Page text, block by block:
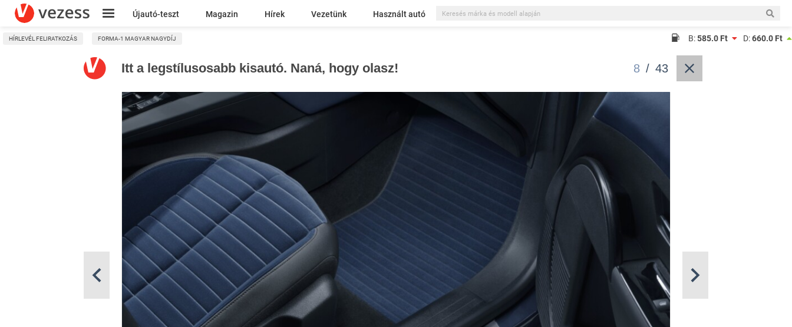
Újautó-teszt Magazin Hírek Vezetünk Használt autó
Kresz
HÍRLEVÉL FELIRATKOZÁS FORMA-1 MAGYAR NAGYDÍJ B:585.0 Ft D:660.0 Ft
Itt a legstílusosabb kisautó. Naná, hogy olasz! 8 / 43